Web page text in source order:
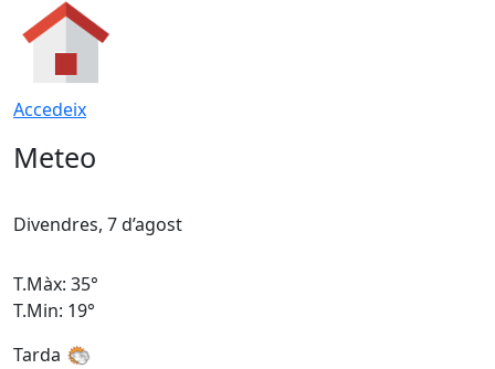
Accedeix
Meteo
Divendres, 7 d’agost
T.Màx: 35°
T.Min: 19°
Tarda